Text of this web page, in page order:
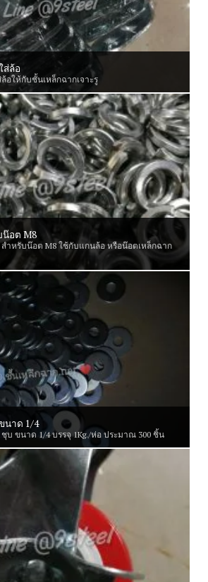
ส่ล้อ
อให้กับชั้นเหล็กฉากเจาะรู
อต M8
ำหรับน๊อต M8 ใช้กับแกนล้อ หรือน๊อตเหล็กฉาก
นาด 1/4
บ ขนาด 1/4 บรรจุ 1Kg./ห่อ ประมาณ 300 ชิ้น